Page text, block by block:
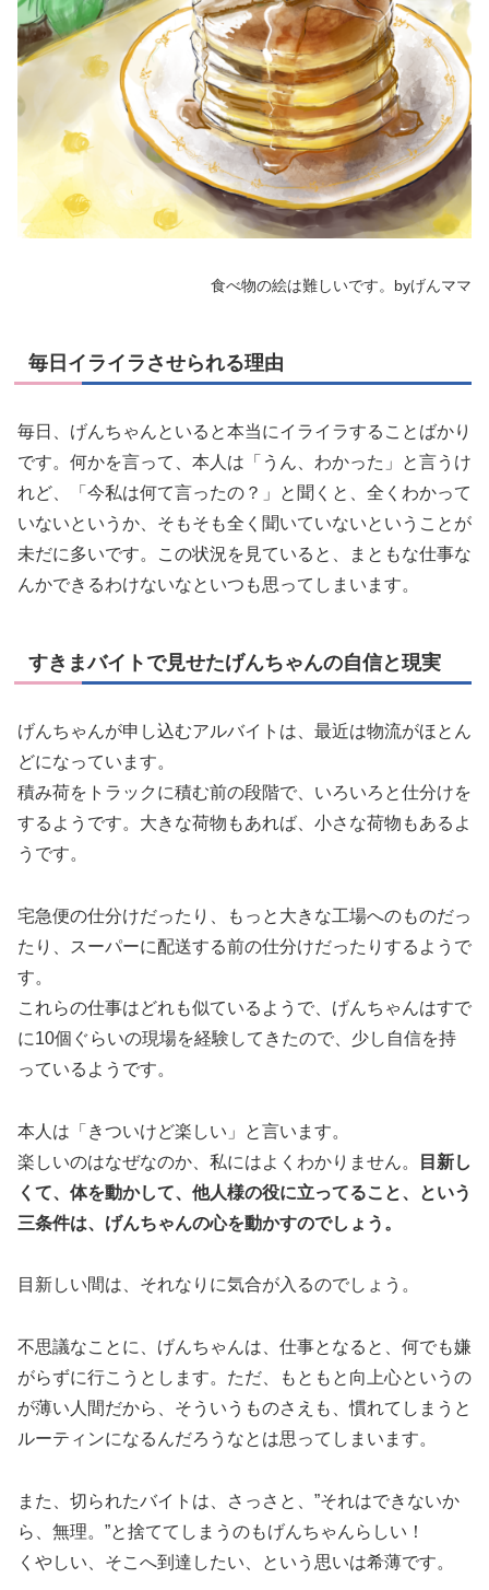
食べ物の絵は難しいです。byげんママ
毎日イライラさせられる理由
毎日、げんちゃんといると本当にイライラすることばかり
です。何かを言って、本人は「うん、わかった」と言うけ
れど、「今私は何て言ったの？」と聞くと、全くわかって
いないというか、そもそも全く聞いていないということが
未だに多いです。この状況を見ていると、まともな仕事な
んかできるわけないなといつも思ってしまいます。
すきまバイトで見せたげんちゃんの自信と現実
げんちゃんが申し込むアルバイトは、最近は物流がほとん
どになっています。
積み荷をトラックに積む前の段階で、いろいろと仕分けを
するようです。大きな荷物もあれば、小さな荷物もあるよ
うです。
宅急便の仕分けだったり、もっと大きな工場へのものだっ
たり、スーパーに配送する前の仕分けだったりするようで
す。
これらの仕事はどれも似ているようで、げんちゃんはすで
に10個ぐらいの現場を経験してきたので、少し自信を持
っているようです。
本人は「きついけど楽しい」と言います。
楽しいのはなぜなのか、私にはよくわかりません。
目新し
くて、体を動かして、他人様の役に立ってること、という
三条件は、げんちゃんの心を動かすのでしょう。
目新しい間は、それなりに気合が入るのでしょう。
不思議なことに、げんちゃんは、仕事となると、何でも嫌
がらずに行こうとします。ただ、もともと向上心というの
が薄い人間だから、そういうものさえも、慣れてしまうと
ルーティンになるんだろうなとは思ってしまいます。
また、切られたバイトは、さっさと、”それはできないか
ら、無理。”と捨ててしまうのもげんちゃんらしい！
くやしい、そこへ到達したい、という思いは希薄です。